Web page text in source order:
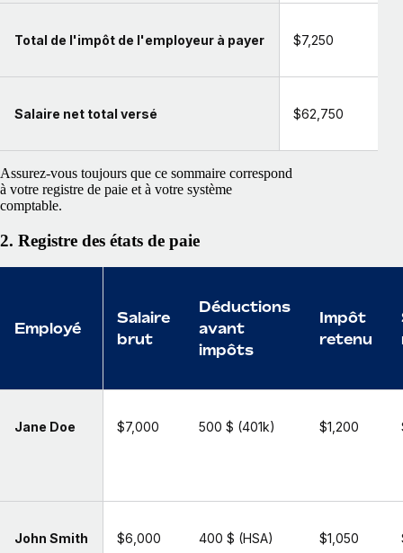
Total de l'impôt de l'employeur à payer $7,250
Salaire net total versé $62,750
Assurez-vous toujours que ce sommaire correspond
à votre registre de paie et à votre système
comptable.
2. Registre des états de paie
Employé
Salaire
brut
Déductions
avant
impôts
Impôt
retenu
Jane Doe $7,000 500 $ (401k) $1,200
John Smith $6,000 400 $ (HSA) $1,050